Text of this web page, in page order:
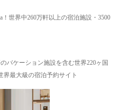
世界中260万軒以上の宿泊施設・3500
バケーション施設を含む世界220ヶ国
界最大級の宿泊予約サイト